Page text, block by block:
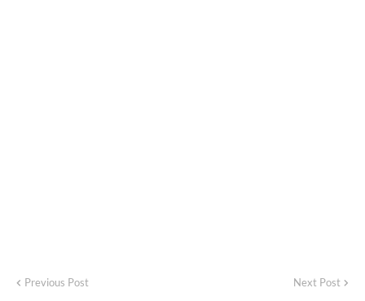
Previous Post Next Post